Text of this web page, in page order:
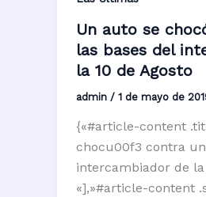
Un auto se
las bases del
la 10 de Agosto
admin / 1 de mayo de
{«#article-content
chocu00f3 contra
intercambiador de la
«],»#article-content